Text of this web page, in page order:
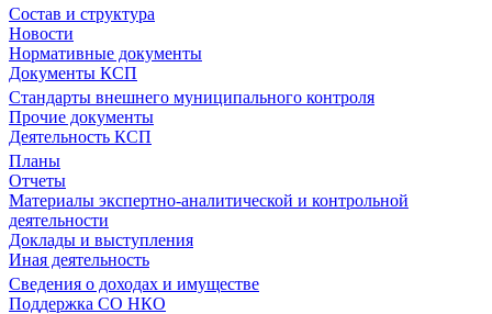
Состав и структура
Новости
Нормативные документы
Документы КСП
Стандарты внешнего муниципального контроля
Прочие документы
Деятельность КСП
Планы
Отчеты
Материалы экспертно-аналитической и контрольной
деятельности
Доклады и выступления
Иная деятельность
Сведения о доходах и имуществе
Поддержка СО НКО